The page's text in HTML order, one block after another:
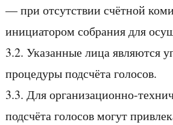
— при отсутствии счётной
инициатором собрания для
3.2. Указанные лица являются
процедуры подсчёта голосов.
3.3. Для организационно-
подсчёта голосов могут